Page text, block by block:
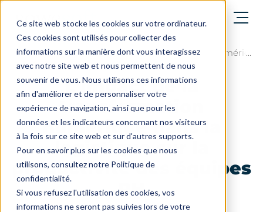
Ce site web stocke les cookies sur votre ordinateur.
Ces cookies sont utilisés pour collecter des
informations sur la manière dont vous interagissez
avec notre site web et nous permettent de nous
souvenir de vous. Nous utilisons ces informations
afin d'améliorer et de personnaliser votre
expérience de navigation, ainsi que pour les
données et les indicateurs concernant nos visiteurs
à la fois sur ce site web et sur d'autres supports.
Pour en savoir plus sur les cookies que nous
utilisons, consultez notre Politique de
confidentialité.
Si vous refusez l'utilisation des cookies, vos
informations ne seront pas suivies lors de votre
Ouvrir le menu
Le blog L'impact de la transformation
L'impact de la
transformation
numérique dans la
logistique sur la
productivité des équipes
RH
Dernière mise à jour le : 16 juin 2026